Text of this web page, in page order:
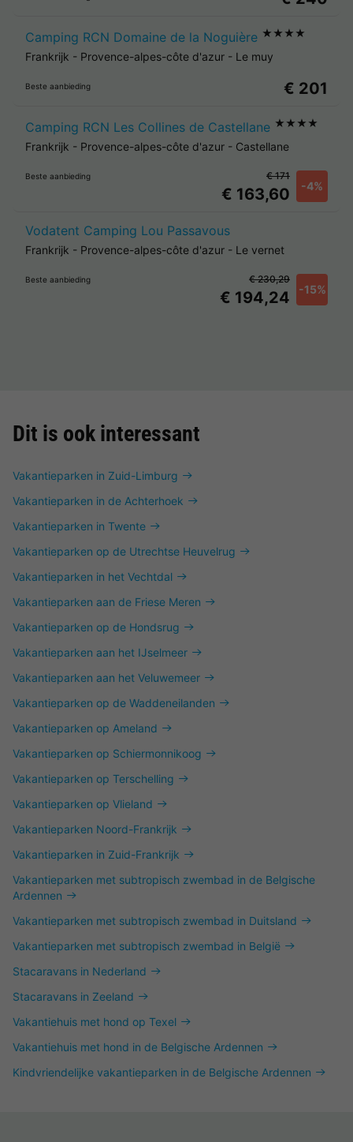
Camping RCN Domaine de la Noguière ★★★★
Frankrijk - Provence-alpes-côte d'azur - Le muy
Beste aanbieding € 201
Camping RCN Les Collines de Castellane ★★★★
Frankrijk - Provence-alpes-côte d'azur - Castellane
Beste aanbieding
€ 163,60 -4%
€ 171
Vodatent Camping Lou Passavous
Frankrijk - Provence-alpes-côte d'azur - Le vernet
Beste aanbieding
€ 194,24 -15%
€ 230,29
Dit is ook interessant
Vakantieparken in Zuid-Limburg
Vakantieparken in de Achterhoek
Vakantieparken in Twente
Vakantieparken op de Utrechtse Heuvelrug
Vakantieparken in het Vechtdal
Vakantieparken aan de Friese Meren
Vakantieparken op de Hondsrug
Vakantieparken aan het IJselmeer
Vakantieparken aan het Veluwemeer
Vakantieparken op de Waddeneilanden
Vakantieparken op Ameland
Vakantieparken op Schiermonnikoog
Vakantieparken op Terschelling
Vakantieparken op Vlieland
Vakantieparken Noord-Frankrijk
Vakantieparken in Zuid-Frankrijk
Vakantieparken met subtropisch zwembad in de Belgische
Ardennen
Vakantieparken met subtropisch zwembad in Duitsland
Vakantieparken met subtropisch zwembad in België
Stacaravans in Nederland
Stacaravans in Zeeland
Vakantiehuis met hond op Texel
Vakantiehuis met hond in de Belgische Ardennen
Kindvriendelijke vakantieparken in de Belgische Ardennen